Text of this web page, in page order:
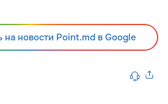
новости Point.md в Google